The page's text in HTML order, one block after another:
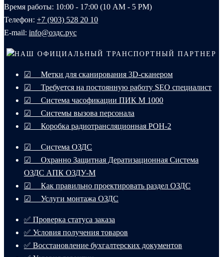
Время работы: 10:00 - 17:00 (10 AM - 5 PM)
Телефон: +7 (903) 528 20 10‬
E-mail: info@оздс.рус
НАШ ОФИЦИАЛЬНЫЙ ТРАНСПОРТНЫЙ ПАРТНЕР
☑ Метки для сканирования 3D-сканером
☑ Требуется на постоянную работу SEO специалист
☑ Система часофикации ПИК М 1000
☑ Системы вызова персонала
☑ Коробка радиотрансляционная РОН-2
☑ Система ОЗДС
☑ Охранно Защитная Дератизационная Система
ОЗДС АПК ОЗДУ-М
☑ Как правильно проектировать раздел ОЗДС
☑ Услуги монтажа ОЗДС
✅ Проверка статуса заказа
✅ Условия получения товаров
✅ Восстановление бухгалтерских документов